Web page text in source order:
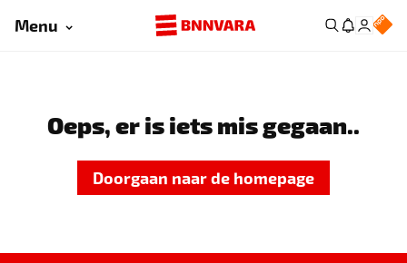
Menu
Oeps, er is iets mis gegaan..
Doorgaan naar de homepage